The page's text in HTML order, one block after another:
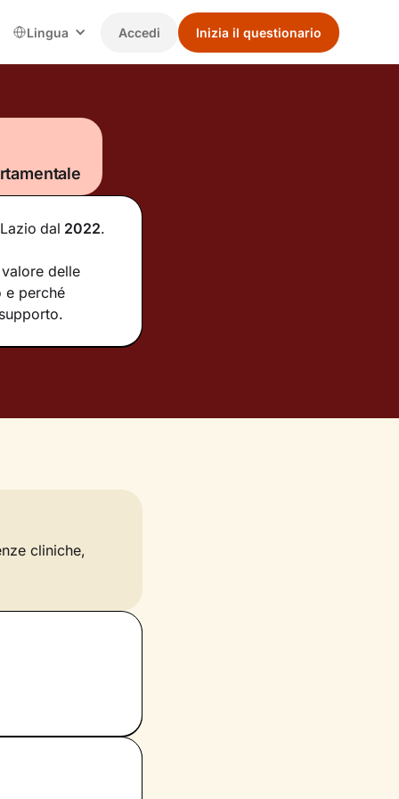
Lingua Accedi Inizia il questionario
dal 2022.
delle
e perché
cliniche,